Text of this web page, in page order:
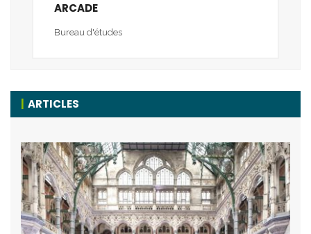
ARCADE
Bureau d'études
ARTICLES